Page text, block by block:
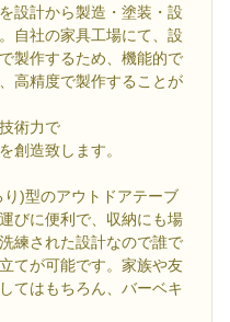
設計から製造・塗装・設
自社の家具工場にて、設
製作するため、機能的で
高精度で製作することが
術力で
創造致します。
)型のアウトドアテーブ
びに便利で、収納にも場
練された設計なので誰で
てが可能です。家族や友
てはもちろん、バーベキ